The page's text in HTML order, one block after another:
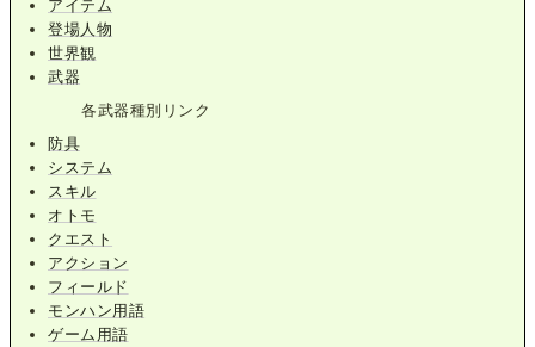
アイテム
登場人物
世界観
武器
各武器種別リンク
防具
システム
スキル
オトモ
クエスト
アクション
フィールド
モンハン用語
ゲーム用語